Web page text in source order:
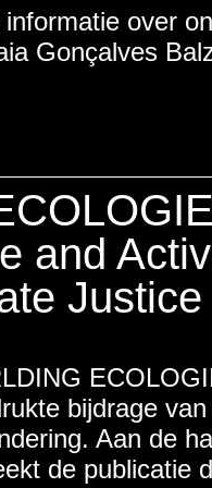
over
Gonçalves
and
Justice
bijdrage
Aan de
de publicatie